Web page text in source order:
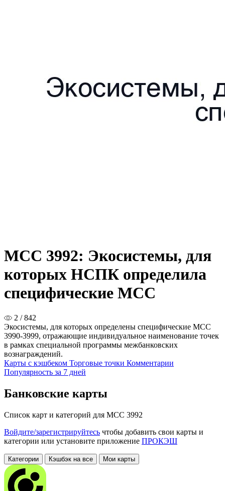
MCC 3992: Экосистемы, для
которых НСПК определила
специфические MCC
2 / 842
Экосистемы, для которых определены специфические MCC
3990-3999, отражающие индивидуальное наименование точек
в рамках специальной программы межбанковских
вознаграждений.
Карты с кэшбеком Торговые точки Комментарии
Популярность за 7 дней
Банковские карты
Список карт и категорий для MCC 3992
Войдите/зарегистрируйтесь чтобы добавить свои карты и
категории или установите приложение ПРОКЭШ
Категории Кэшбэк на все Мои карты